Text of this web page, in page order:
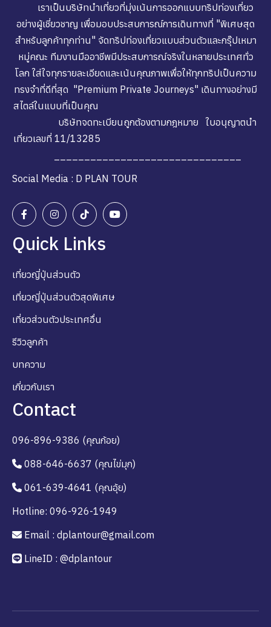
เราเป็นบริษัทนำเที่ยวที่มุ่งเน้นการออกแบบทริปท่องเที่ยว
อย่างผู้เชี่ยวชาญ เพื่อมอบประสบการณ์การเดินทางที่ "พิเศษสุด
สำหรับลูกค้าทุกท่าน" จัดทริปท่องเที่ยวแบบส่วนตัวและกรุ๊ปเหมา
หมู่คณะ ทีมงานมืออาชีพมีประสบการณ์จริงในหลายประเทศทั่ว
โลก ใส่ใจทุกรายละเอียดและเน้นคุณภาพเพื่อให้ทุกทริปเป็นความ
ทรงจำที่ดีที่สุด "Premium Private Journeys" เดินทางอย่างมี
สไตล์ในแบบที่เป็นคุณ
บริษัทจดทะเบียนถูกต้องตามกฎหมาย ใบอนุญาตนำ
เที่ยวเลขที่ 11/13285
Social Media : D PLAN TOUR
Quick Links
เที่ยวญี่ปุ่นส่วนตัว
เที่ยวญี่ปุ่นส่วนตัวสุดพิเศษ
เที่ยวส่วนตัวประเทศอื่น
รีวิวลูกค้า
บทความ
เกี่ยวกับเรา
Contact
096-896-9386 (คุณก้อย)
088-646-6637 (คุณไข่มุก)
061-639-4641 (คุณอุ้ย)
Hotline: 096-926-1949
Email : dplantour@gmail.com
LineID : @dplantour